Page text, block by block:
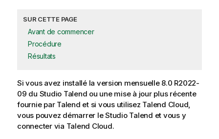
SUR CETTE PAGE
Avant de commencer
Procédure
Résultats
Si vous avez installé la version mensuelle 8.0 R2022-
09 du Studio Talend ou une mise à jour plus récente
fournie par Talend et si vous utilisez Talend Cloud,
vous pouvez démarrer leStudio Talend et vous y
connecter via Talend Cloud.